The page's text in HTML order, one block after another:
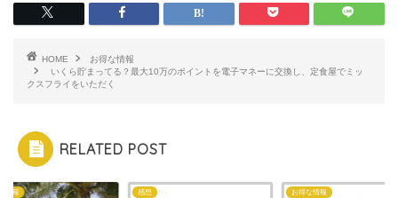
HOME
お得な情報
いくら貯まってる？最大10万のポイントを電子マネーに交換し、定食屋でミッ
クスフライをいただく
RELATED POST
情報 感想 お得な情報